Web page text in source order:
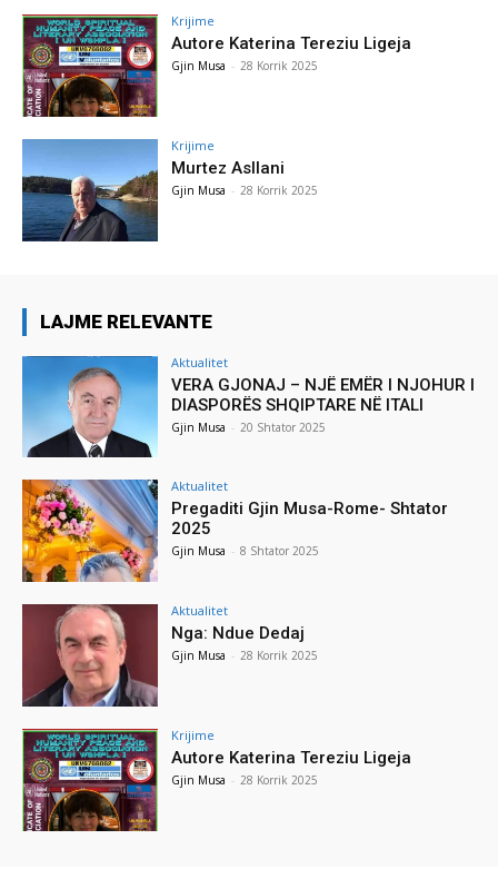
Krijime
Autore Katerina Tereziu Ligeja
Gjin Musa - 28 Korrik 2025
Krijime
Murtez Asllani
Gjin Musa - 28 Korrik 2025
LAJME RELEVANTE
Aktualitet
VERA GJONAJ – NJË EMËR I NJOHUR I
DIASPORËS SHQIPTARE NË ITALI
Gjin Musa - 20 Shtator 2025
Aktualitet
Pregaditi Gjin Musa-Rome- Shtator
2025
Gjin Musa - 8 Shtator 2025
Aktualitet
Nga: Ndue Dedaj
Gjin Musa - 28 Korrik 2025
Krijime
Autore Katerina Tereziu Ligeja
Gjin Musa - 28 Korrik 2025